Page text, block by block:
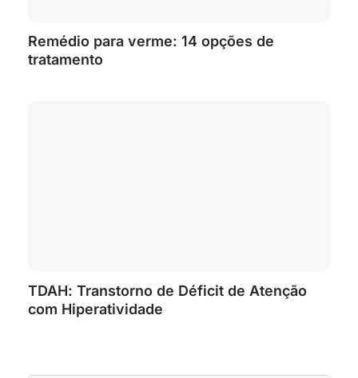
Remédio para verme: 14 opções de
tratamento
TDAH: Transtorno de Déficit de Atenção
com Hiperatividade